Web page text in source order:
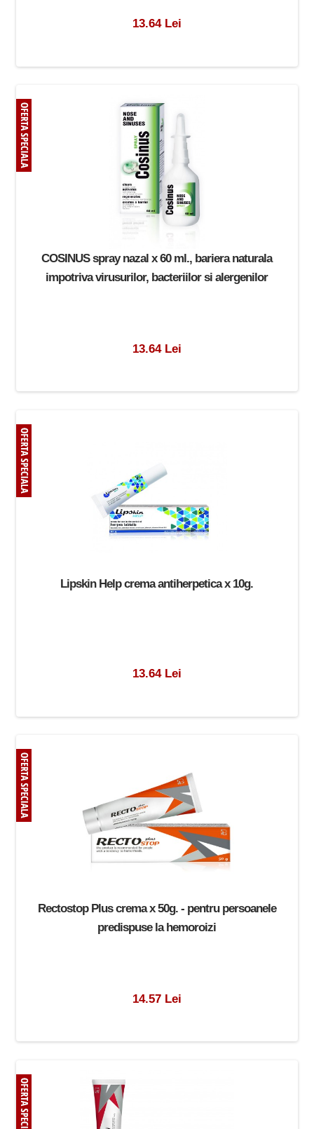
13.64 Lei
COSINUS spray nazal x 60 ml., bariera naturala
impotriva virusurilor, bacteriilor si alergenilor
13.64 Lei
Lipskin Help crema antiherpetica x 10g.
13.64 Lei
Rectostop Plus crema x 50g. - pentru persoanele
predispuse la hemoroizi
14.57 Lei